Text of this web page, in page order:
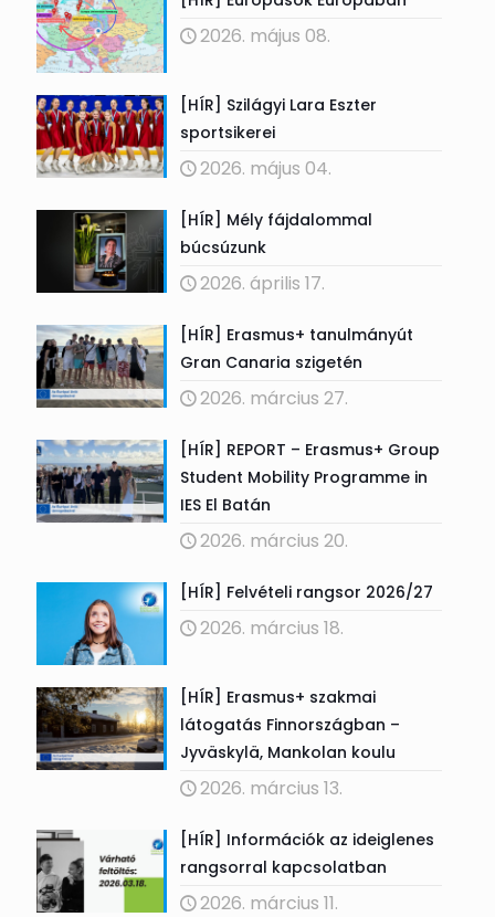
2026. május 08.
[HÍR] Szilágyi Lara Eszter
sportsikerei
2026. május 04.
[HÍR] Mély fájdalommal
búcsúzunk
2026. április 17.
[HÍR] Erasmus+ tanulmányút
Gran Canaria szigetén
2026. március 27.
[HÍR] REPORT – Erasmus+ Group
Student Mobility Programme in
IES El Batán
2026. március 20.
[HÍR] Felvételi rangsor 2026/27
2026. március 18.
[HÍR] Erasmus+ szakmai
látogatás Finnországban –
Jyväskylä, Mankolan koulu
2026. március 13.
[HÍR] Információk az ideiglenes
rangsorral kapcsolatban
2026. március 11.